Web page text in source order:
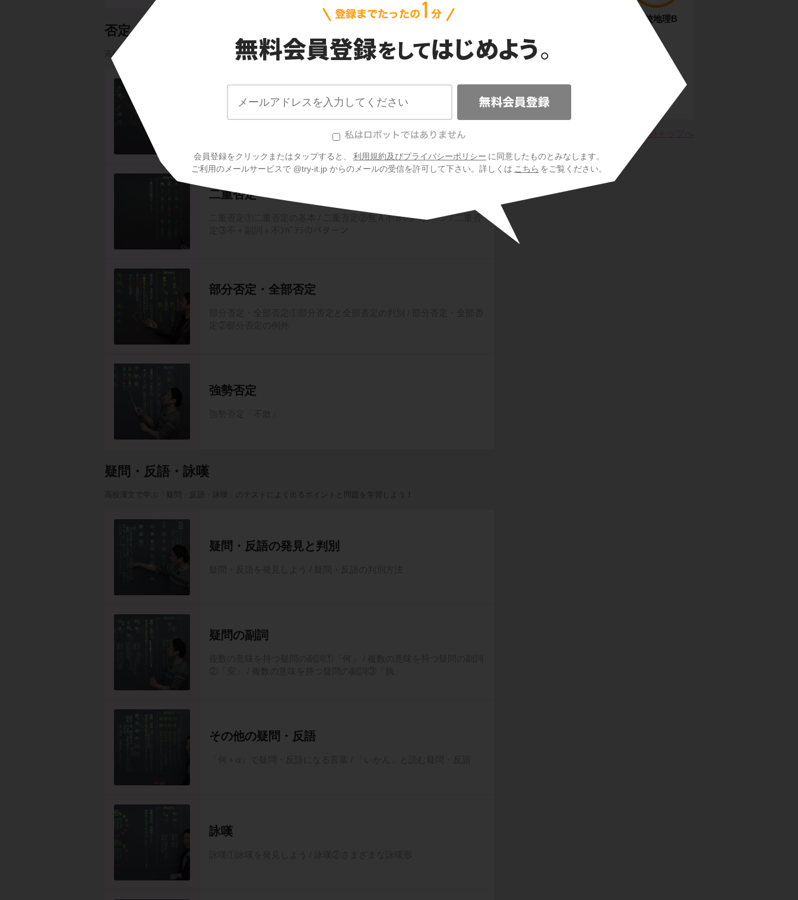
会員登録をクリックまたはタップすると、 利用規約及びプライバシーポリシー に同意したものとみなします。
ご利用のメールサービスで @try-it.jp からのメールの受信を許可して下さい。詳しくは こちら をご覧ください。
否定
高校漢文で学ぶ「否定」のテストによく出るポイントと問題を学習しよう！
単純否定
単純否定①「不」～動作・状態の否定～ / 単純否定②「非」～内容・
事実の否定～ / 単純否定③「無・莫・勿」
二重否定
二重否定①二重否定の基本 / 二重否定②無Ａ不Ｂのパターン / 二重否
部分否定・全部否定
強勢否定
疑問・反語・詠嘆
高校漢文で学ぶ「疑問・反語・詠嘆」のテストによく出るポイントと問題を学習しよう！
疑問・反語の発見と判別
疑問の副詞
その他の疑問・反語
詠嘆
高校地理B
高校古文
高校教科トップへ